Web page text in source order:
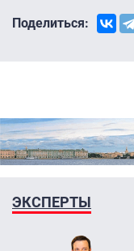
Поделиться:
ЭКСПЕРТЫ